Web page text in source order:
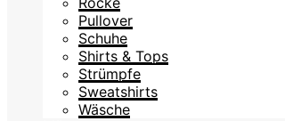
Pullover
Schuhe
Shirts & Tops
Strümpfe
Sweatshirts
Wäsche